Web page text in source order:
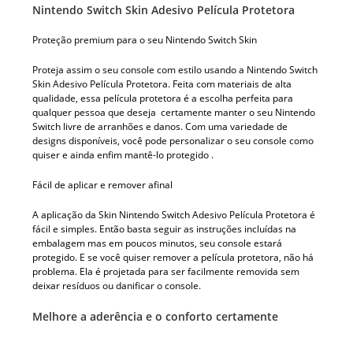
Nintendo Switch Skin Adesivo Película Protetora
Proteção premium para o seu Nintendo Switch Skin
Proteja assim o seu console com estilo usando a Nintendo Switch
Skin Adesivo Película Protetora. Feita com materiais de alta
qualidade, essa película protetora é a escolha perfeita para
qualquer pessoa que deseja certamente manter o seu Nintendo
Switch livre de arranhões e danos. Com uma variedade de
designs disponíveis, você pode personalizar o seu console como
quiser e ainda enfim mantê-lo protegido .
Fácil de aplicar e remover afinal
A aplicação da Skin Nintendo Switch Adesivo Película Protetora é
fácil e simples. Então basta seguir as instruções incluídas na
embalagem mas em poucos minutos, seu console estará
protegido. E se você quiser remover a película protetora, não há
problema. Ela é projetada para ser facilmente removida sem
deixar resíduos ou danificar o console.
Melhore a aderência e o conforto certamente